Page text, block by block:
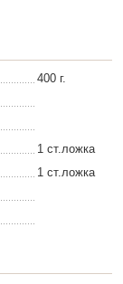
400 г.
1 ст.ложка
1 ст.ложка